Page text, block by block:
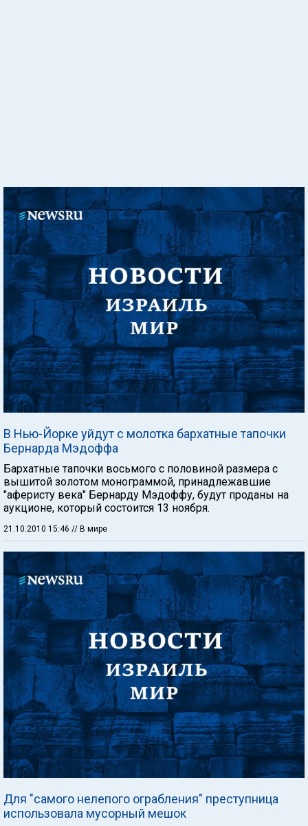
В Нью-Йорке уйдут с молотка бархатные тапочки
Бернарда Мэдоффа
Бархатные тапочки восьмого с половиной размера с
вышитой золотом монограммой, принадлежавшие
"аферисту века" Бернарду Мэдоффу, будут проданы на
аукционе, который состоится 13 ноября.
21.10.2010 15:46 // В мире
Для "самого нелепого ограбления" преступница
использовала мусорный мешок